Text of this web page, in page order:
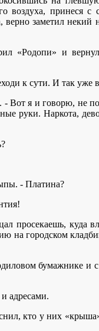
воздуха, принеся
заметил некий
«Родопи» и
к сути. И так уже
Вот я и говорю, не
руки. Наркота,
- Платина?
просекаешь, куда
на городском
бумажнике
адресами.
кто у них